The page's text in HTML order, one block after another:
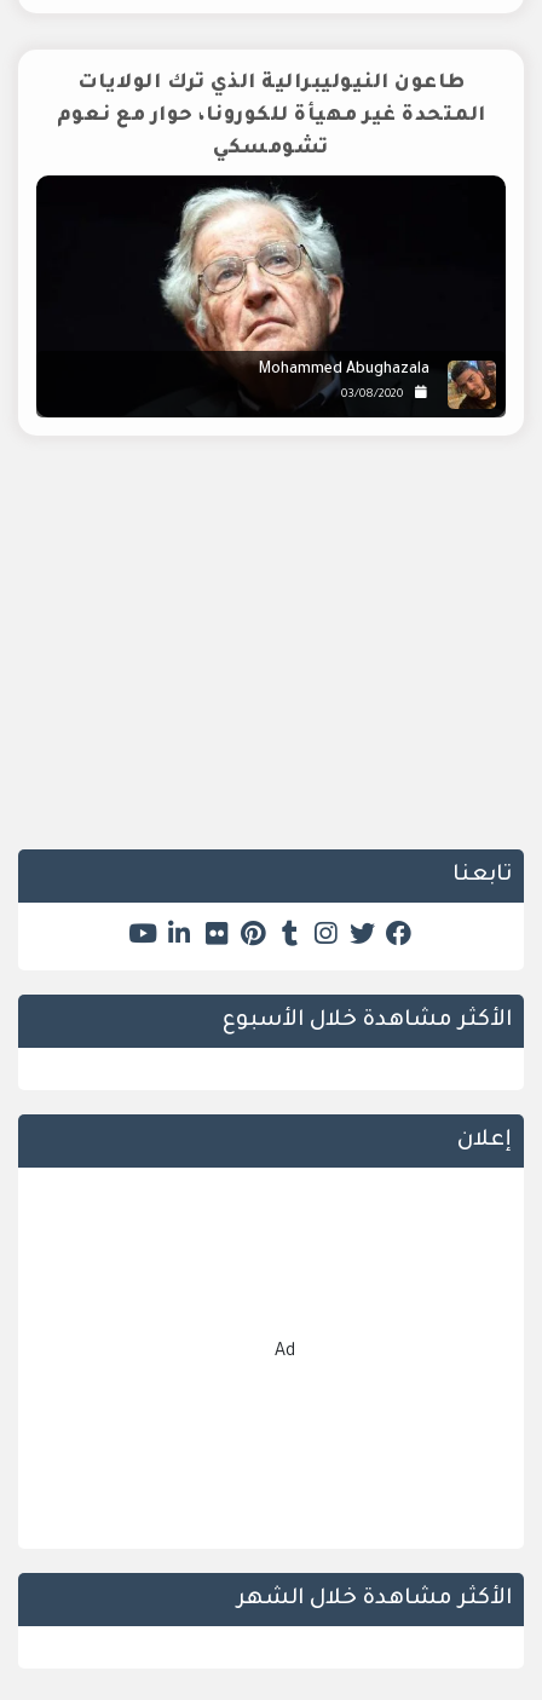
طاعون النيوليبرالية الذي ترك الولايات
المتحدة غير مهيأة للكورونا، حوار مع نعوم
تشومسكي
Mohammed Abughazala
03/08/2020
تابعنا
الأكثر مشاهدة خلال الأسبوع
إعلان
Ad
الأكثر مشاهدة خلال الشهر